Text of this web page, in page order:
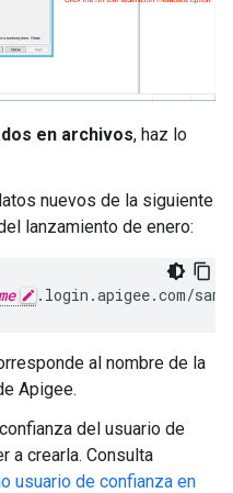
en archivos, haz lo
nuevos de la siguiente
lanzamiento de enero:
.login.apigee.com/
al nombre de la
Apigee.
del usuario de
a crearla. Consulta
usuario de confianza en